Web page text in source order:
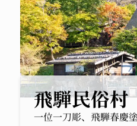
飛騨民俗村
一位一刀彫、飛騨春慶